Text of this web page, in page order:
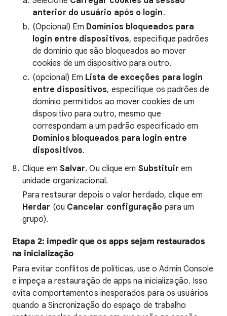
anterior do usuário após o login.
(Opcional) Em Domínios bloqueados para
login entre dispositivos, especifique padrões
de domínio que são bloqueados ao mover
cookies de um dispositivo para outro.
(opcional) Em Lista de exceções para login
entre dispositivos, especifique os padrões de
domínio permitidos ao mover cookies de um
dispositivo para outro, mesmo que
correspondam a um padrão especificado em
Domínios bloqueados para login entre
dispositivos.
Clique em Salvar. Ou clique em Substituir em
unidade organizacional.
Para restaurar depois o valor herdado, clique em
Herdar (ou Cancelar configuração para um
grupo).
Etapa 2: impedir que os apps sejam restaurados
na inicialização
Para evitar conflitos de políticas, use o Admin Console
e impeça a restauração de apps na inicialização. Isso
evita comportamentos inesperados para os usuários
quando a Sincronização do espaço de trabalho